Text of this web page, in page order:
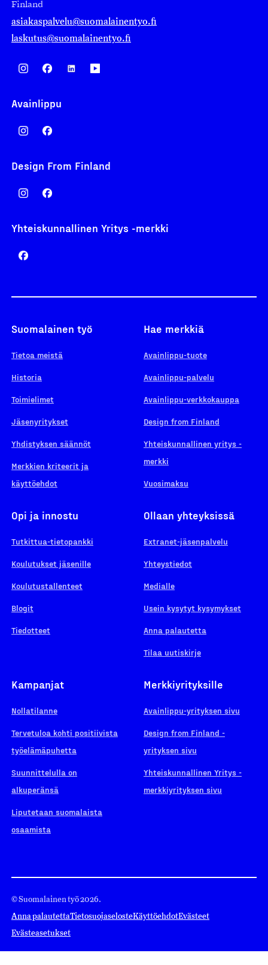
Finland
asiakaspalvelu@suomalainentyo.fi
laskutus@suomalainentyo.fi
Avainlippu
Design From Finland
Yhteiskunnallinen Yritys -merkki
Suomalainen työ
Tietoa meistä
Historia
Toimielimet
Jäsenyritykset
Yhdistyksen säännöt
Merkkien kriteerit ja
käyttöehdot
Hae merkkiä
Avainlippu-tuote
Avainlippu-palvelu
Avainlippu-verkkokauppa
Design from Finland
Yhteiskunnallinen yritys -
merkki
Vuosimaksu
Opi ja innostu
Tutkittua-tietopankki
Koulutukset jäsenille
Koulutustallenteet
Blogit
Tiedotteet
Ollaan yhteyksissä
Extranet-jäsenpalvelu
Yhteystiedot
Medialle
Usein kysytyt kysymykset
Anna palautetta
Tilaa uutiskirje
Kampanjat
Nollatilanne
Tervetuloa kohti positiivista
työelämäpuhetta
Suunnittelulla on
alkuperänsä
Liputetaan suomalaista
osaamista
Merkkiyrityksille
Avainlippu-yrityksen sivu
Design from Finland -
yrityksen sivu
Yhteiskunnallinen Yritys -
merkkiyrityksen sivu
© Suomalainen työ 2026.
Anna palautettaTietosuojaselosteKäyttöehdotEvästeet
Evästeasetukset